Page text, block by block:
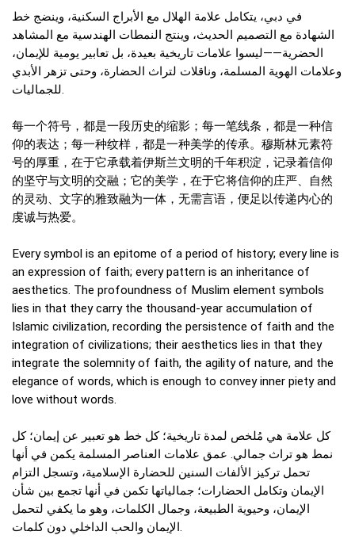
في دبي، يتكامل علامة الهلال مع الأبراج السكنية، وينضج خط
الشهادة مع التصميم الحديث، وينتج النمطات الهندسية مع المشاهد
الحضرية——ليسوا علامات تاريخية بعيدة، بل تعابير يومية للإيمان،
وعلامات الهوية المسلمة، وناقلات لتراث الحضارة، وحتى تزهر الأبدي
للجماليات.
每一个符号，都是一段历史的缩影；每一笔线条，都是一种信
仰的表达；每一种纹样，都是一种美学的传承。穆斯林元素符
号的厚重，在于它承载着伊斯兰文明的千年积淀，记录着信仰
的坚守与文明的交融；它的美学，在于它将信仰的庄严、自然
的灵动、文字的雅致融为一体，无需言语，便足以传递内心的
虔诚与热爱。
Every symbol is an epitome of a period of history; every line is
an expression of faith; every pattern is an inheritance of
aesthetics. The profoundness of Muslim element symbols
lies in that they carry the thousand-year accumulation of
Islamic civilization, recording the persistence of faith and the
integration of civilizations; their aesthetics lies in that they
integrate the solemnity of faith, the agility of nature, and the
elegance of words, which is enough to convey inner piety and
love without words.
كل علامة هي مُلخص لمدة تاريخية؛ كل خط هو تعبير عن إيمان؛ كل
نمط هو تراث جمالي. عمق علامات العناصر المسلمة يكمن في أنها
تحمل تركيز الألفات السنين للحضارة الإسلامية، وتسجل التزام
الإيمان وتكامل الحضارات؛ جمالياتها تكمن في أنها تجمع بين شأن
الإيمان، وحيوية الطبيعة، وجمال الكلمات، وهو ما يكفي لتحمل
الإيمان والحب الداخلي دون كلمات.